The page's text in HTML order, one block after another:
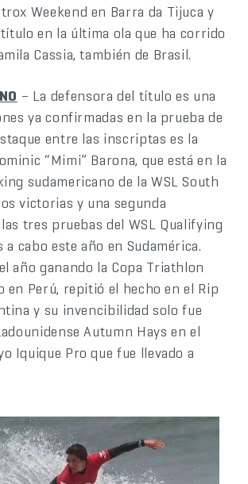
Weekend en Barra da Tijuca y
en la última ola que ha corrido
Cassia, también de Brasil.
– La defensora del título es una
ya confirmadas en la prueba de
entre las inscriptas es la
“Mimi” Barona, que está en la
sudamericano de la WSL South
victorias y una segunda
tres pruebas del WSL Qualifying
a cabo este año en Sudamérica.
año ganando la Copa Triathlon
en Perú, repitió el hecho en el Rip
y su invencibilidad solo fue
Autumn Hays en el
Iquique Pro que fue llevado a